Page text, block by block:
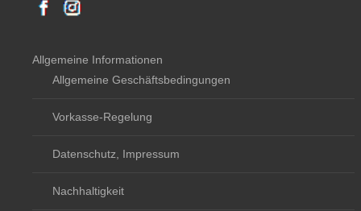
Allgemeine Informationen
Allgemeine Geschäftsbedingungen
Vorkasse-Regelung
Datenschutz, Impressum
Nachhaltigkeit